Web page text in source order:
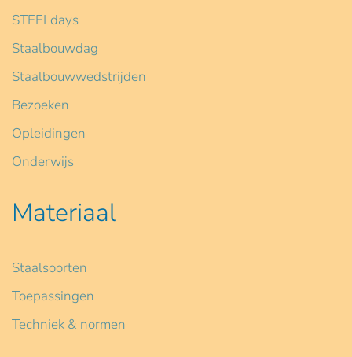
STEELdays
Staalbouwdag
Staalbouwwedstrijden
Bezoeken
Opleidingen
Onderwijs
Materiaal
Staalsoorten
Toepassingen
Techniek & normen